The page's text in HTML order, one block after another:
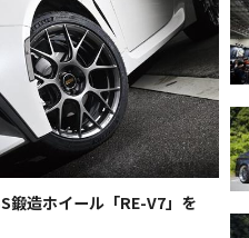
鍛造ホイール「RE-V7」を